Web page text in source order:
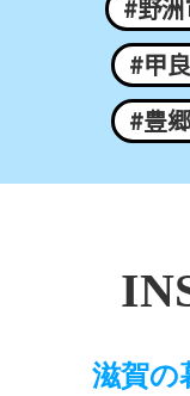
#野
#甲
#豊
滋賀の